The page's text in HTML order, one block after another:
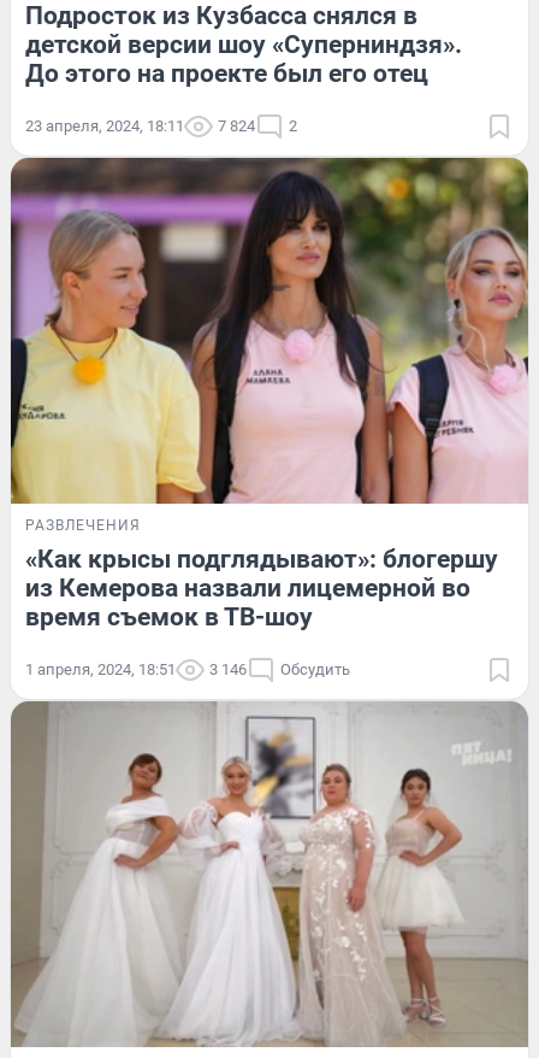
Подросток из Кузбасса снялся в
детской версии шоу «Суперниндзя».
До этого на проекте был его отец
23 апреля, 2024, 18:11 7 824 2
РАЗВЛЕЧЕНИЯ
«Как крысы подглядывают»: блогершу
из Кемерова назвали лицемерной во
время съемок в ТВ-шоу
1 апреля, 2024, 18:51 3 146 Обсудить